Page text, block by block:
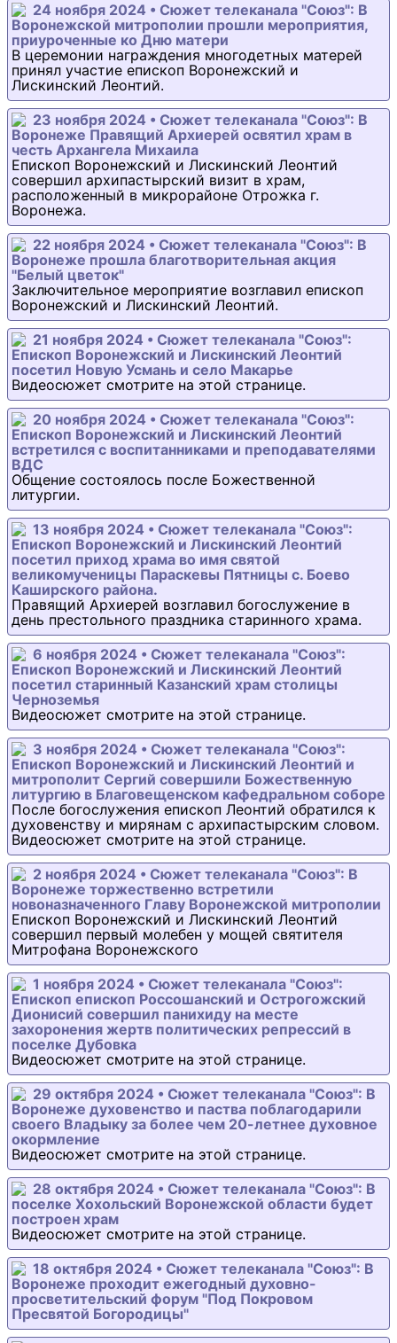
24 ноября 2024 • Сюжет телеканала "Союз": В
Воронежской митрополии прошли мероприятия,
приуроченные ко Дню матери
В церемонии награждения многодетных матерей
принял участие епископ Воронежский и
Лискинский Леонтий.
23 ноября 2024 • Сюжет телеканала "Союз": В
Воронеже Правящий Архиерей освятил храм в
честь Архангела Михаила
Епископ Воронежский и Лискинский Леонтий
совершил архипастырский визит в храм,
расположенный в микрорайоне Отрожка г.
Воронежа.
22 ноября 2024 • Сюжет телеканала "Союз": В
Воронеже прошла благотворительная акция
"Белый цветок"
Заключительное мероприятие возглавил епископ
Воронежский и Лискинский Леонтий.
21 ноября 2024 • Сюжет телеканала "Союз":
Епископ Воронежский и Лискинский Леонтий
посетил Новую Усмань и село Макарье
Видеосюжет смотрите на этой странице.
20 ноября 2024 • Сюжет телеканала "Союз":
Епископ Воронежский и Лискинский Леонтий
встретился с воспитанниками и преподавателями
ВДС
Общение состоялось после Божественной
литургии.
13 ноября 2024 • Сюжет телеканала "Союз":
Епископ Воронежский и Лискинский Леонтий
посетил приход храма во имя святой
великомученицы Параскевы Пятницы с. Боево
Каширского района.
Правящий Архиерей возглавил богослужение в
день престольного праздника старинного храма.
6 ноября 2024 • Сюжет телеканала "Союз":
Епископ Воронежский и Лискинский Леонтий
посетил старинный Казанский храм столицы
Черноземья
Видеосюжет смотрите на этой странице.
3 ноября 2024 • Сюжет телеканала "Союз":
Епископ Воронежский и Лискинский Леонтий и
митрополит Сергий совершили Божественную
литургию в Благовещенском кафедральном соборе
После богослужения епископ Леонтий обратился к
духовенству и мирянам с архипастырским словом.
Видеосюжет смотрите на этой странице.
2 ноября 2024 • Сюжет телеканала "Союз": В
Воронеже торжественно встретили
новоназначенного Главу Воронежской митрополии
Епископ Воронежский и Лискинский Леонтий
совершил первый молебен у мощей святителя
Митрофана Воронежского
1 ноября 2024 • Сюжет телеканала "Союз":
Епископ епископ Россошанский и Острогожский
Дионисий совершил панихиду на месте
захоронения жертв политических репрессий в
поселке Дубовка
Видеосюжет смотрите на этой странице.
29 октября 2024 • Сюжет телеканала "Союз": В
Воронеже духовенство и паства поблагодарили
своего Владыку за более чем 20-летнее духовное
окормление
Видеосюжет смотрите на этой странице.
28 октября 2024 • Сюжет телеканала "Союз": В
поселке Хохольский Воронежской области будет
построен храм
Видеосюжет смотрите на этой странице.
18 октября 2024 • Сюжет телеканала "Союз": В
Воронеже проходит ежегодный духовно-
просветительский форум "Под Покровом
Пресвятой Богородицы"